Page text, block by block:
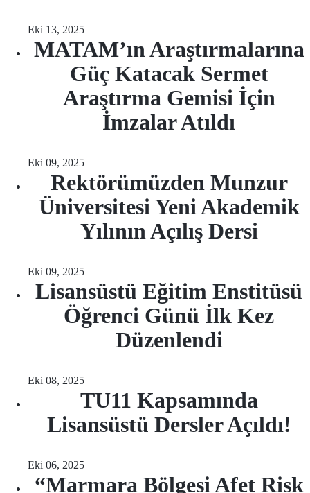
Eki 13, 2025
MATAM’ın Araştırmalarına
Güç Katacak Sermet
Araştırma Gemisi İçin
İmzalar Atıldı
Eki 09, 2025
Rektörümüzden Munzur
Üniversitesi Yeni Akademik
Yılının Açılış Dersi
Eki 09, 2025
Lisansüstü Eğitim Enstitüsü
Öğrenci Günü İlk Kez
Düzenlendi
Eki 08, 2025
TU11 Kapsamında
Lisansüstü Dersler Açıldı!
Eki 06, 2025
“Marmara Bölgesi Afet Risk